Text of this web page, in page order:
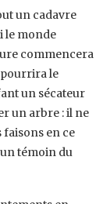
un cadavre
le monde
commencera
le
un ‎sécateur
un arbre : il ne
faisons en ce
témoin ‎du